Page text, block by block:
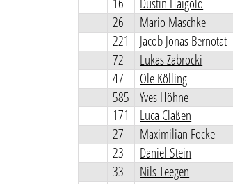
26
Mario Maschke
221
Jacob Jonas Bernotat
72
Lukas Zabrocki
47
Ole Kölling
585
Yves Höhne
171
Luca Claßen
27
Maximilian Focke
23
Daniel Stein
33
Nils Teegen